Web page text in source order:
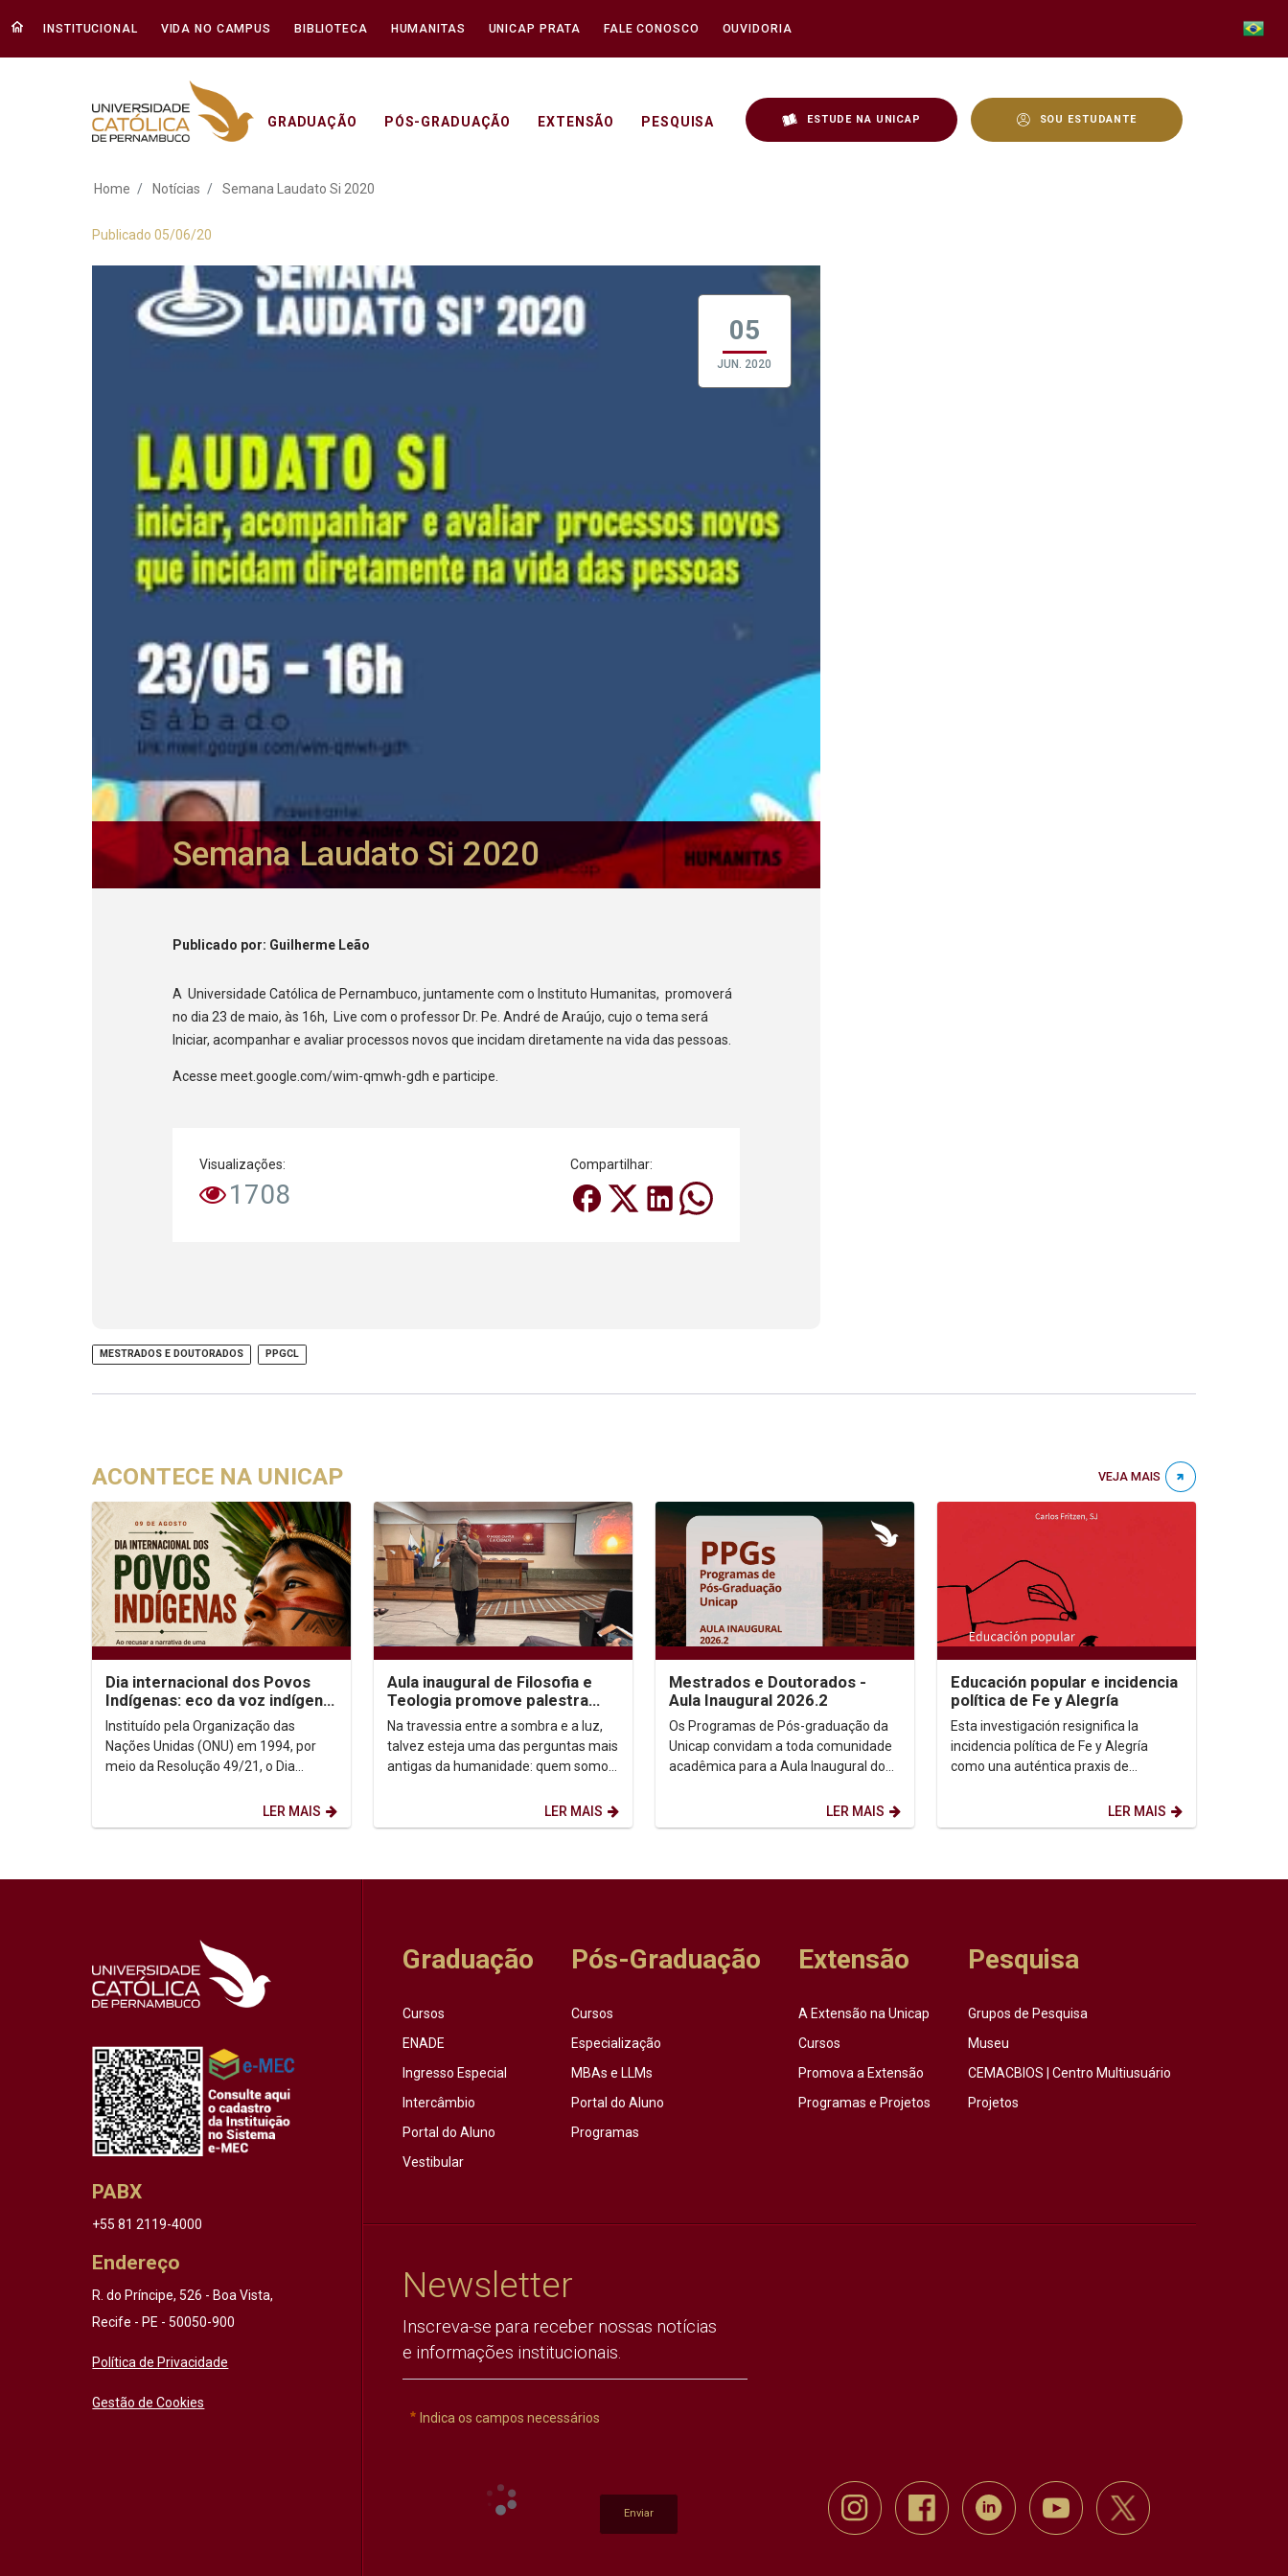
INSTITUCIONAL VIDA NO CAMPUS BIBLIOTECA HUMANITAS UNICAP PRATA FALE CONOSCO OUVIDORIA
GRADUAÇÃO PÓS-GRADUAÇÃO EXTENSÃO PESQUISA ESTUDE NA UNICAP SOU ESTUDANTE
Semana Laudato Si 2020 - Unicap
Home Notícias Semana Laudato Si 2020
Publicado 05/06/20
05
JUN. 2020
Semana Laudato Si 2020
Publicado por: Guilherme Leão
A Universidade Católica de Pernambuco, juntamente com o Instituto Humanitas, promoverá
no dia 23 de maio, às 16h, Live com o professor Dr. Pe. André de Araújo, cujo o tema será
Iniciar, acompanhar e avaliar processos novos que incidam diretamente na vida das pessoas.
Acesse meet.google.com/wim-qmwh-gdh e participe.
Visualizações:
1708
Compartilhar:
MESTRADOS E DOUTORADOS PPGCL
ACONTECE NA UNICAP VEJA MAIS
Dia internacional dos Povos
Indígenas: eco da voz indígena
no contexto urbano
Instituído pela Organização das
Nações Unidas (ONU) em 1994, por
meio da Resolução 49/21, o Dia
de agosto) firma-se como...LER MAIS
Aula inaugural de Filosofia e
Teologia promove palestra
sobre autoconhecimento
Na travessia entre a sombra e a luz,
talvez esteja uma das perguntas mais
antigas da humanidade: quem somos,
LER MAIS
Mestrados e Doutorados -
Aula Inaugural 2026.2
Os Programas de Pós-graduação da
Unicap convidam a toda comunidade
acadêmica para a Aula Inaugural do
LER MAIS
Educación popular e incidencia
política de Fe y Alegría
Esta investigación resignifica la
incidencia política de Fe y Alegría
como una auténtica praxis de
LER MAIS
PABX
+55 81 2119-4000
Endereço
R. do Príncipe, 526 - Boa Vista,
Recife - PE - 50050-900
Política de Privacidade
Gestão de Cookies
Graduação
Cursos
ENADE
Ingresso Especial
Intercâmbio
Portal do Aluno
Vestibular
Pós-Graduação
Cursos
Especialização
MBAs e LLMs
Portal do Aluno
Programas
Extensão
A Extensão na Unicap
Cursos
Promova a Extensão
Programas e Projetos
Pesquisa
Grupos de Pesquisa
Museu
CEMACBIOS | Centro Multiusuário
Projetos
Newsletter
Inscreva-se para receber nossas notícias
e informações institucionais.
Indica os campos necessários
Enviar